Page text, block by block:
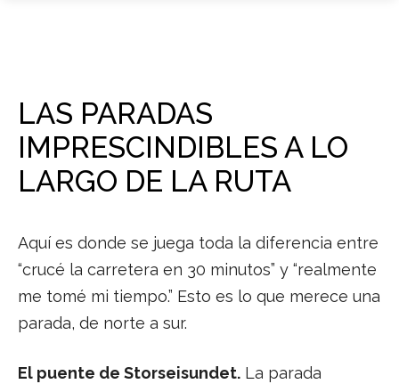
LAS PARADAS
IMPRESCINDIBLES A LO
LARGO DE LA RUTA
Aquí es donde se juega toda la diferencia entre
“crucé la carretera en 30 minutos” y “realmente
me tomé mi tiempo.” Esto es lo que merece una
parada, de norte a sur.
El puente de Storseisundet. La parada